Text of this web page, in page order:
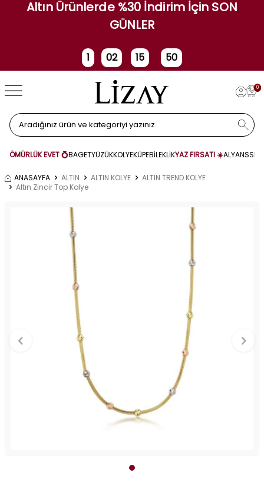
Altın Ürünlerde %30 İndirim İçin SON
GÜNLER
1
Gün
02
Saat
15 49
0
ÖMÜRLÜK EVET 💍BAGETYÜZÜKKOLYEKÜPEBİLEKLİKYAZ FIRSATI ☀️ALYANS
ANASAYFA ALTIN ALTIN KOLYE
ALTIN TREND KOLYE
Altın Zincir Top Kolye